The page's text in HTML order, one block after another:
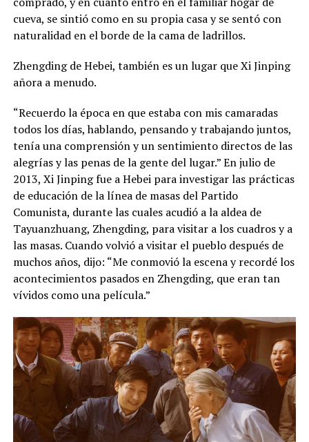
cueva, se sintió como en su propia casa y se sentó con
naturalidad en el borde de la cama de ladrillos.
Zhengding de Hebei, también es un lugar que Xi Jinping
añora a menudo.
“Recuerdo la época en que estaba con mis camaradas
todos los días, hablando, pensando y trabajando juntos,
tenía una comprensión y un sentimiento directos de las
alegrías y las penas de la gente del lugar.” En julio de
2013, Xi Jinping fue a Hebei para investigar las prácticas
de educación de la línea de masas del Partido
Comunista, durante las cuales acudió a la aldea de
Tayuanzhuang, Zhengding, para visitar a los cuadros y a
las masas. Cuando volvió a visitar el pueblo después de
muchos años, dijo: “Me conmovió la escena y recordé los
acontecimientos pasados en Zhengding, que eran tan
vívidos como una película.”